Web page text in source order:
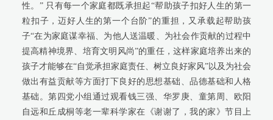
性。” 只有每一个家庭都既承担起“帮助孩子扣好人生的第一
粒扣子，迈好人生的第一个台阶”的重担，又承载起帮助孩
子“在为家庭谋幸福、为他人送温暖、为社会作贡献的过程中
提高精神境界、培育文明风尚”的重任，这样家庭培养出来的
孩子才能够在“自觉承担家庭责任、树立良好家风”以及为社会
做出有益贡献等方面打下良好的思想基础、品德基础和人格
基础。第四党小组通过观看钱三强、华罗庚、童第周、欧阳
自远和丘成桐等老一辈科学家在《谢谢了，我的家》节目上